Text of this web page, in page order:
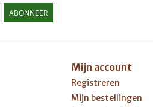
ABONNEER
Mijn account
Registreren
Mijn bestellingen